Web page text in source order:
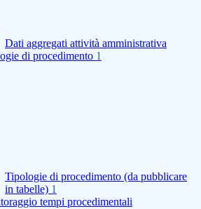
Dati aggregati attività amministrativa
di procedimento 1
Tipologie di procedimento (da pubblicare
in tabelle) 1
tempi procedimentali